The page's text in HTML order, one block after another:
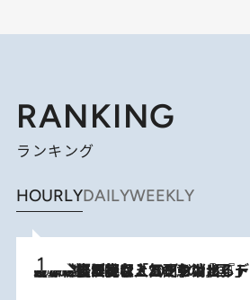
RANKING
ランキング
HOURLYDAILYWEEKLY
2026.8.5
【なぜ吉沢亮は「気配を消せる」のか？】興行収入208億の『国宝』を経て挑むミュージカル『ディア・エヴァン・ハンセン』。トップ俳優が舞台上でさらけ出した“孤独”とは